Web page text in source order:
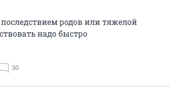
родов или тяжелой
надо быстро
30